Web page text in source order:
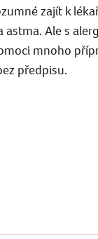
zajít k
astma. Ale s
mnoho
předpisu.